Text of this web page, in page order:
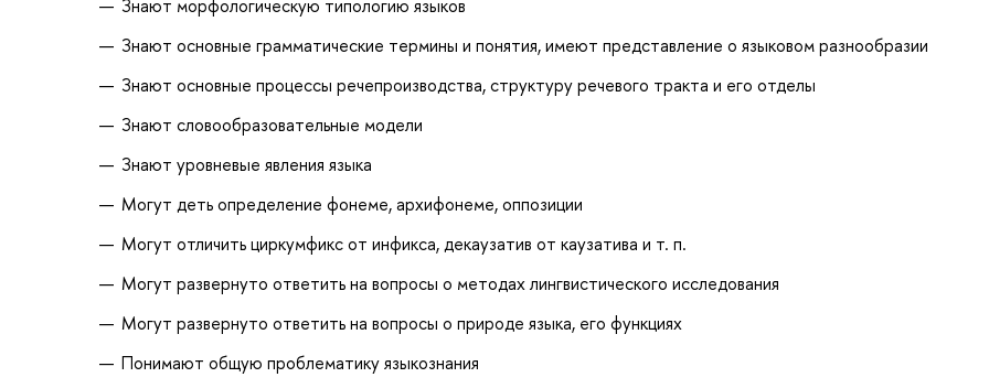
Знают морфологическую типологию языков
Знают основные грамматические термины и понятия, имеют представление о языковом разнообразии
Знают основные процессы речепроизводства, структуру речевого тракта и его отделы
Знают словообразовательные модели
Знают уровневые явления языка
Могут деть определение фонеме, архифонеме, оппозиции
Могут отличить циркумфикс от инфикса, декаузатив от каузатива и т. п.
Могут развернуто ответить на вопросы о методах лингвистического исследования
Могут развернуто ответить на вопросы о природе языка, его функциях
Понимают общую проблематику языкознания